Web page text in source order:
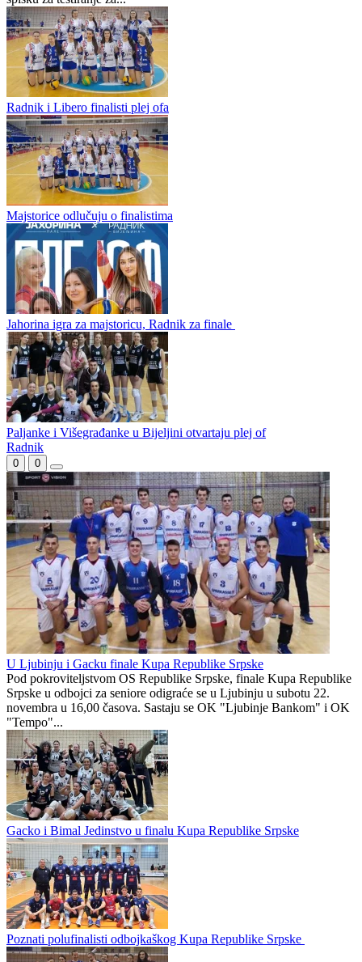
Prva liga Republike Srpske - Play off
0
Kristina Topić na širem spisku kadetske reprezentacije BiH.
Ovih dana na adresu ŽOK "Jahorina" Pale stigla je lijepa vijest.
Članica panjanskog prvoligaša Kristina Topić našla se na širem
spisku za testiranje za...
Radnik i Libero finalisti plej ofa
Majstorice odlučuju o finalistima
Jahorina igra za majstoricu, Radnik za finale
Paljanke i Višegrađanke u Bijeljini otvartaju plej of
Radnik
0 0